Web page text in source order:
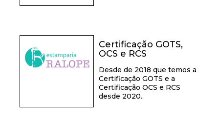
Certificação GOTS,
OCS e RCS
Desde de 2018 que temos a
Certificação GOTS e a
Certificação OCS e RCS
desde 2020.